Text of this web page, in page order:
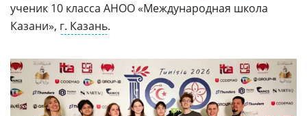
ученик 10 класса АНОО «Международная школа
Казани», г. Казань.